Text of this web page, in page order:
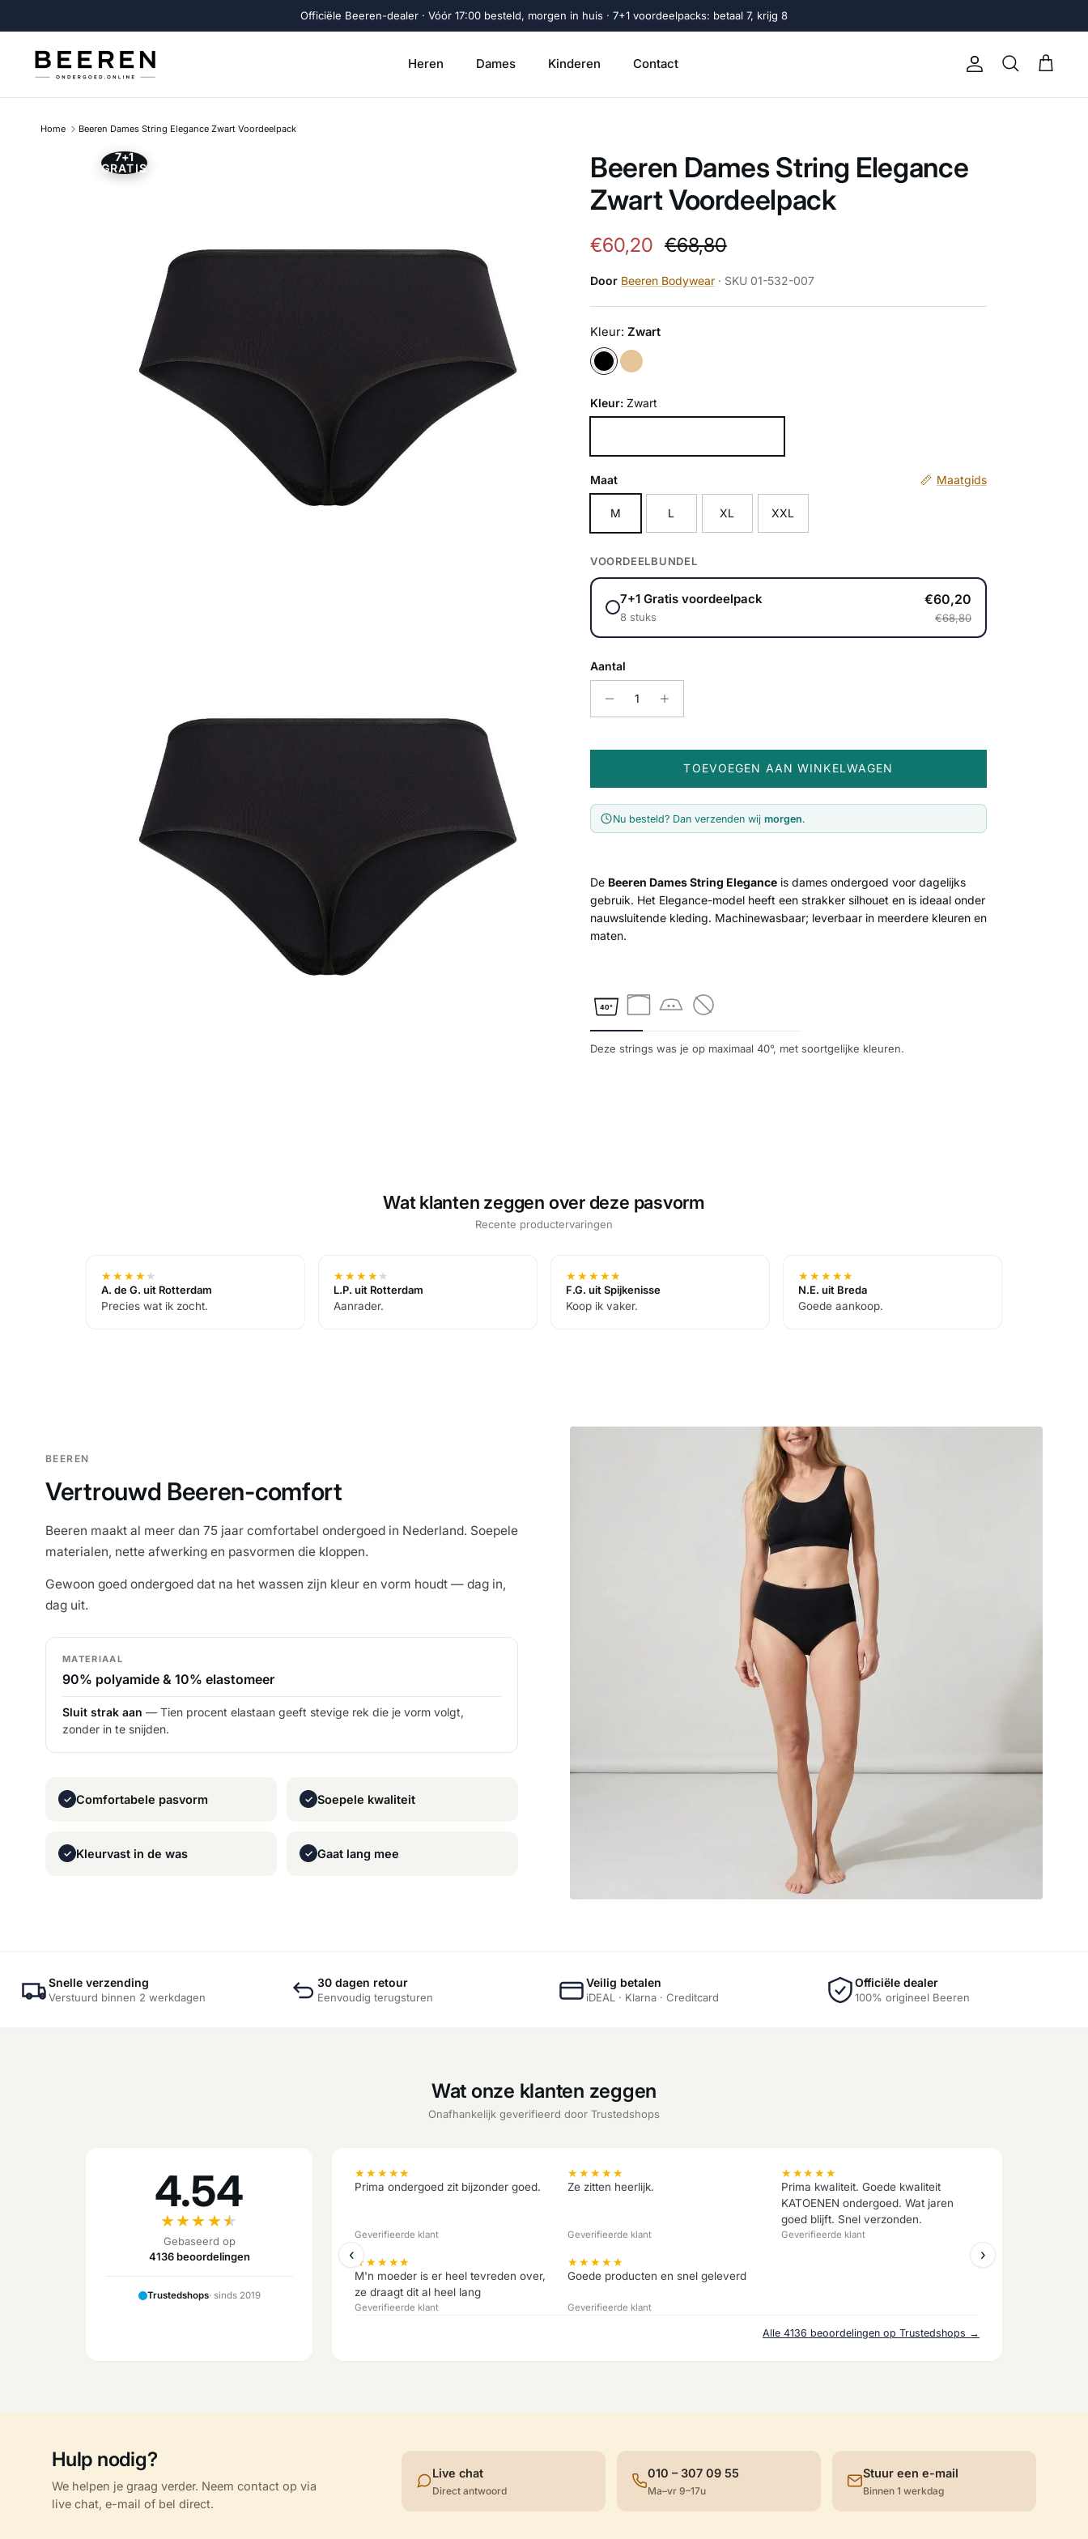
Officiële Beeren-dealer · Vóór 17:00 besteld, morgen in huis · 7+1 voordeelpacks: betaal 7, krijg 8
Heren Dames Kinderen Contact Account
Zoeken
Home Beeren Dames String Elegance Zwart Voordeelpack
Ga direct naar productinformatie
7+1
GRATIS
Beeren Dames String Elegance
Zwart Voordeelpack
Verkoopprijs
€60,20 Reguliere prijs
€68,80
Door Beeren Bodywear · SKU 01-532-007
Kleur: Zwart
Kleur: Zwart
Maat Maatgids
M L XL XXL
VOORDEELBUNDEL
7+1 Gratis voordeelpack
8 stuks
€60,20
€68,80
Aantal
TOEVOEGEN AAN WINKELWAGEN
Nu besteld? Dan verzenden wij morgen.
De Beeren Dames String Eleganceis dames ondergoed voor dagelijks
gebruik. Het Elegance-model heeft een strakker silhouet en is ideaal onder
nauwsluitende kleding. Machinewasbaar; leverbaar in meerdere kleuren en
maten.
40°
Deze strings was je op maximaal 40°, met soortgelijke kleuren.
Wat klanten zeggen over deze pasvorm
Recente productervaringen
★★★★★
A. de G. uit Rotterdam
Precies wat ik zocht.
★★★★★
L.P. uit Rotterdam
Aanrader.
★★★★★
F.G. uit Spijkenisse
Koop ik vaker.
★★★★★
N.E. uit Breda
Goede aankoop.
BEEREN
Vertrouwd Beeren-comfort
Beeren maakt al meer dan 75 jaar comfortabel ondergoed in Nederland. Soepele
materialen, nette afwerking en pasvormen die kloppen.
Gewoon goed ondergoed dat na het wassen zijn kleur en vorm houdt — dag in,
dag uit.
MATERIAAL
90% polyamide & 10% elastomeer
Sluit strak aan — Tien procent elastaan geeft stevige rek die je vorm volgt,
zonder in te snijden.
✓ Comfortabele pasvorm ✓ Soepele kwaliteit
✓ Kleurvast in de was ✓ Gaat lang mee
Snelle verzending
Verstuurd binnen 2 werkdagen
30 dagen retour
Eenvoudig terugsturen
Veilig betalen
iDEAL · Klarna · Creditcard
Officiële dealer
100% origineel Beeren
Wat onze klanten zeggen
Onafhankelijk geverifieerd door Trustedshops
4.54
★★★★★
Gebaseerd op
4136 beoordelingen
Trustedshops· sinds 2019
★★★★★
Prima ondergoed zit bijzonder goed.
Geverifieerde klant
★★★★★
Ze zitten heerlijk.
Geverifieerde klant
★★★★★
Prima kwaliteit. Goede kwaliteit
KATOENEN ondergoed. Wat jaren
goed blijft. Snel verzonden.
Geverifieerde klant
★★★★★
M'n moeder is er heel tevreden over,
ze draagt dit al heel lang
Geverifieerde klant
★★★★★
Goede producten en snel geleverd
Geverifieerde klant
‹ ›
Alle 4136 beoordelingen op Trustedshops →
Hulp nodig?
We helpen je graag verder. Neem contact op via
live chat, e-mail of bel direct.
Live chat
Direct antwoord
010 – 307 09 55
Ma–vr 9–17u
Stuur een e-mail
Binnen 1 werkdag